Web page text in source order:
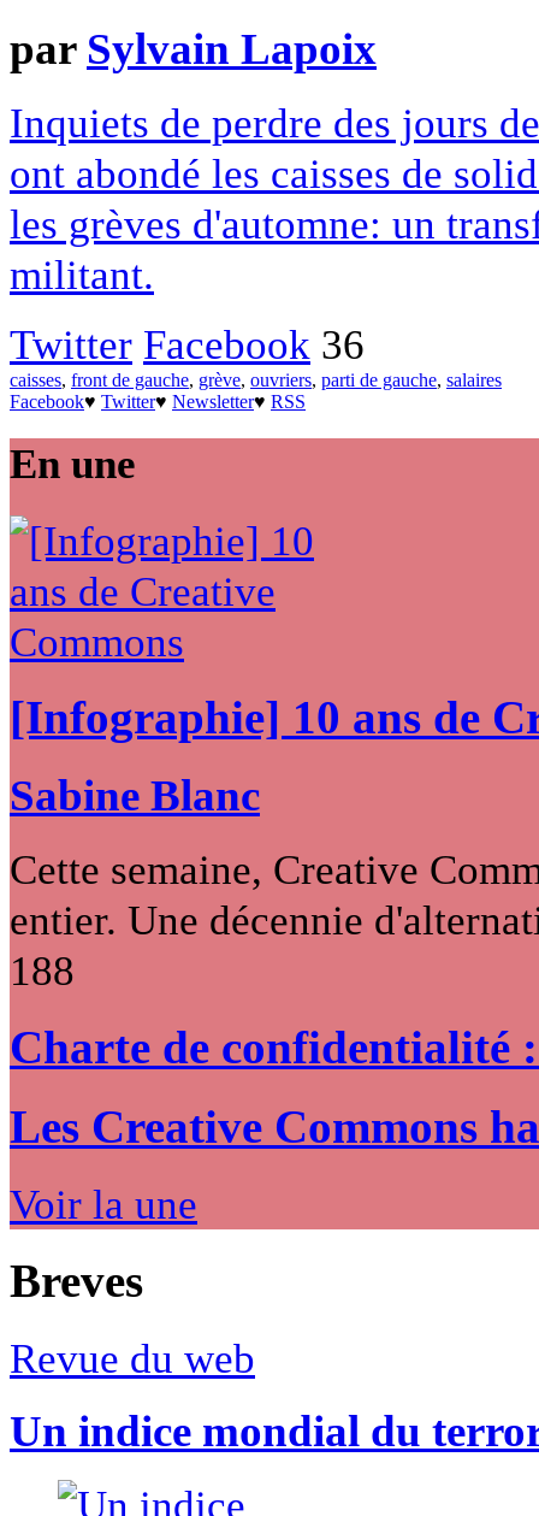
par Sylvain Lapoix
Inquiets de perdre des jours
ont abondé les caisses de
les grèves d'automne: un
militant.
Twitter Facebook 36
caisses, front de gauche, grève, ouvriers, parti de gauche, salaires
Facebook♥ Twitter♥ Newsletter♥ RSS
En une
[Infographie] 10 ans de
Sabine Blanc
Cette semaine, Creative
entier. Une décennie
188
Charte de confidentialité
Les Creative Commons
Voir la une
Breves
Revue du web
Un indice mondial du